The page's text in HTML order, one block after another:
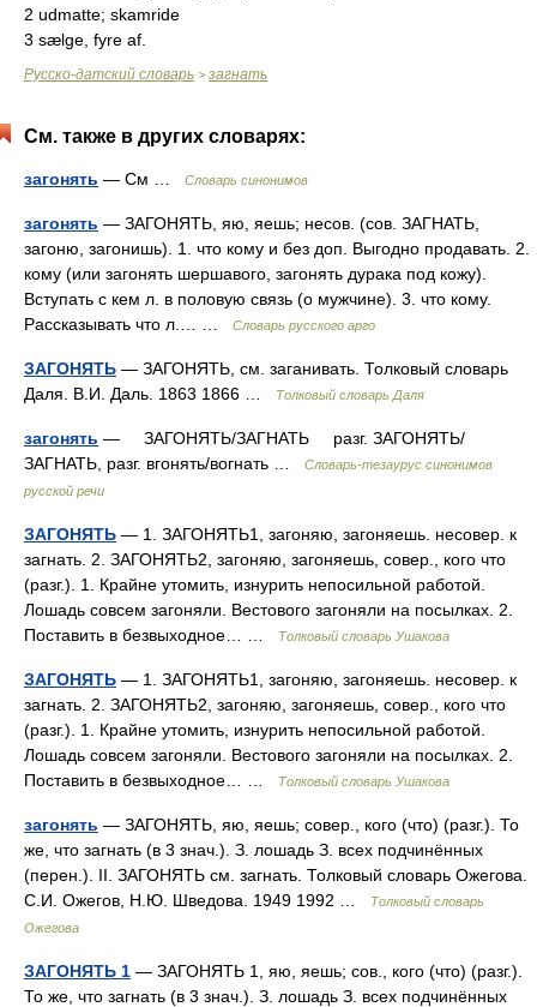
2 udmatte; skamride
3 sælge, fyre af.
Русско-датский словарь > загнать
См. также в других словарях:
загонять — См … Словарь синонимов
загонять — ЗАГОНЯТЬ, яю, яешь; несов. (сов. ЗАГНАТЬ,
загоню, загонишь). 1. что кому и без доп. Выгодно продавать. 2.
кому (или загонять шершавого, загонять дурака под кожу).
Вступать с кем л. в половую связь (о мужчине). 3. что кому.
Рассказывать что л.… …
Словарь русского арго
ЗАГОНЯТЬ — ЗАГОНЯТЬ, см. заганивать. Толковый словарь
Даля. В.И. Даль. 1863 1866 …
Толковый словарь Даля
загонять — ЗАГОНЯТЬ/ЗАГНАТЬ разг. ЗАГОНЯТЬ/
ЗАГНАТЬ, разг. вгонять/вогнать …
Словарь-тезаурус синонимов
русской речи
ЗАГОНЯТЬ — 1. ЗАГОНЯТЬ1, загоняю, загоняешь. несовер. к
загнать. 2. ЗАГОНЯТЬ2, загоняю, загоняешь, совер., кого что
(разг.). 1. Крайне утомить, изнурить непосильной работой.
Лошадь совсем загоняли. Вестового загоняли на посылках. 2.
Поставить в безвыходное… …
Толковый словарь Ушакова
ЗАГОНЯТЬ — 1. ЗАГОНЯТЬ1, загоняю, загоняешь. несовер. к
загнать. 2. ЗАГОНЯТЬ2, загоняю, загоняешь, совер., кого что
(разг.). 1. Крайне утомить, изнурить непосильной работой.
Лошадь совсем загоняли. Вестового загоняли на посылках. 2.
Поставить в безвыходное… …
Толковый словарь Ушакова
загонять — ЗАГОНЯТЬ, яю, яешь; совер., кого (что) (разг.). То
же, что загнать (в 3 знач.). З. лошадь З. всех подчинённых
(перен.). II. ЗАГОНЯТЬ см. загнать. Толковый словарь Ожегова.
С.И. Ожегов, Н.Ю. Шведова. 1949 1992 …
Толковый словарь
Ожегова
ЗАГОНЯТЬ 1 — ЗАГОНЯТЬ 1, яю, яешь; сов., кого (что) (разг.).
То же, что загнать (в 3 знач.). З. лошадь З. всех подчинённых